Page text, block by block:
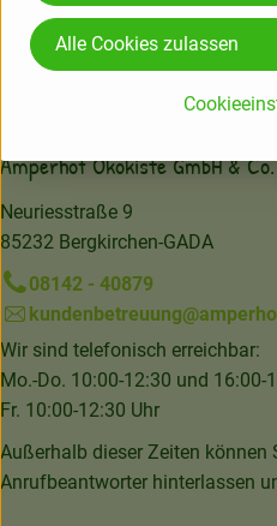
Herkunft
Amperhof Ökokiste GmbH &
Neuriesstraße 9
85232 Bergkirchen-GADA
08142 - 40879
Wir sind telefonisch erreichbar:
Mo.-Do. 10:00-12:30 und 16:00-
Fr. 10:00-12:30 Uhr
Außerhalb dieser Zeiten
Anrufbeantworter hinterlassen
Alle Cookies zulassen